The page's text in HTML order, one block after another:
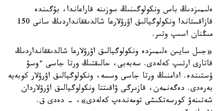
ەلىمىزدىڭ باس ونكولوگىنىڭ سوزىنە قاراعاندا، بۇگىندە
قازاقستاندا ونكولوگيالىق اۋرۋلارعا شالدىققانداردىڭ سانى 150
مىڭنان اسىپ وتىر.
«جىل سايىن ەلىمىزدە ونكولوگيالىق اۋرۋلارعا شالدىققانداردىڭ
قاتارى ارتىپ كەلەدى. سەبەبى، حالىقتىڭ ورتا جاسى ءوسۋ
ۇستىندە. ادامنىڭ ورتا جاسى وسسە، ونكولوگيالىق اۋرۋلار كوبەيە
بەرەدى. دەگەنمەن، قازىرگى ۋاقىتتا ونكولوگيالىق اۋرۋلاردان
شەتىنەۋ كورسەتكىشى تومەندەپ كەلەدى»، - دەدى ق.